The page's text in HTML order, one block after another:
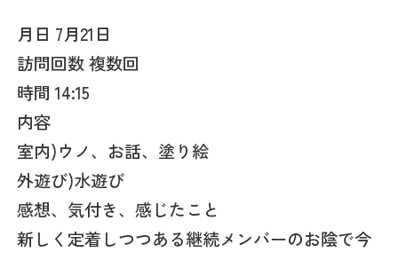
月日 7月21日
訪問回数 複数回
時間 14:15
内容
室内)ウノ、お話、塗り絵
外遊び)水遊び
感想、気付き、感じたこと
新しく定着しつつある継続メンバーのお陰で今